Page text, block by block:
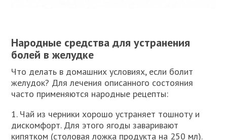
Народные средства для устранения
болей в желудке
Что делать в домашних условиях, если болит
желудок? Для лечения описанного состояния
часто применяются народные рецепты:
1. Чай из черники хорошо устраняет тошноту и
дискомфорт. Для этого ягоды заваривают
кипятком (столовая ложка продукта на 250 мл).